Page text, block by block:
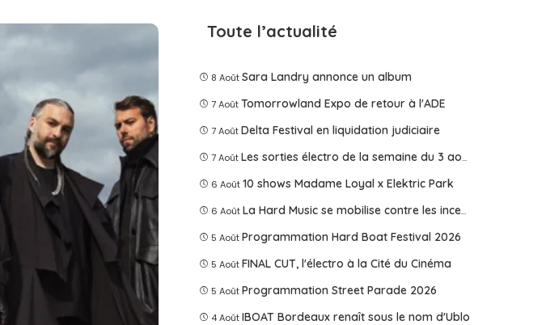
Toute l’actualité
8 Août Sara Landry annonce un album
7 Août Tomorrowland Expo de retour à l'ADE
7 Août Delta Festival en liquidation judiciaire
7 Août Les sorties électro de la semaine du 3 août 2026
6 Août 10 shows Madame Loyal x Elektric Park
6 Août La Hard Music se mobilise contre les incendies
5 Août Programmation Hard Boat Festival 2026
5 Août FINAL CUT, l'électro à la Cité du Cinéma
5 Août Programmation Street Parade 2026
4 Août IBOAT Bordeaux renaît sous le nom d'Ublo